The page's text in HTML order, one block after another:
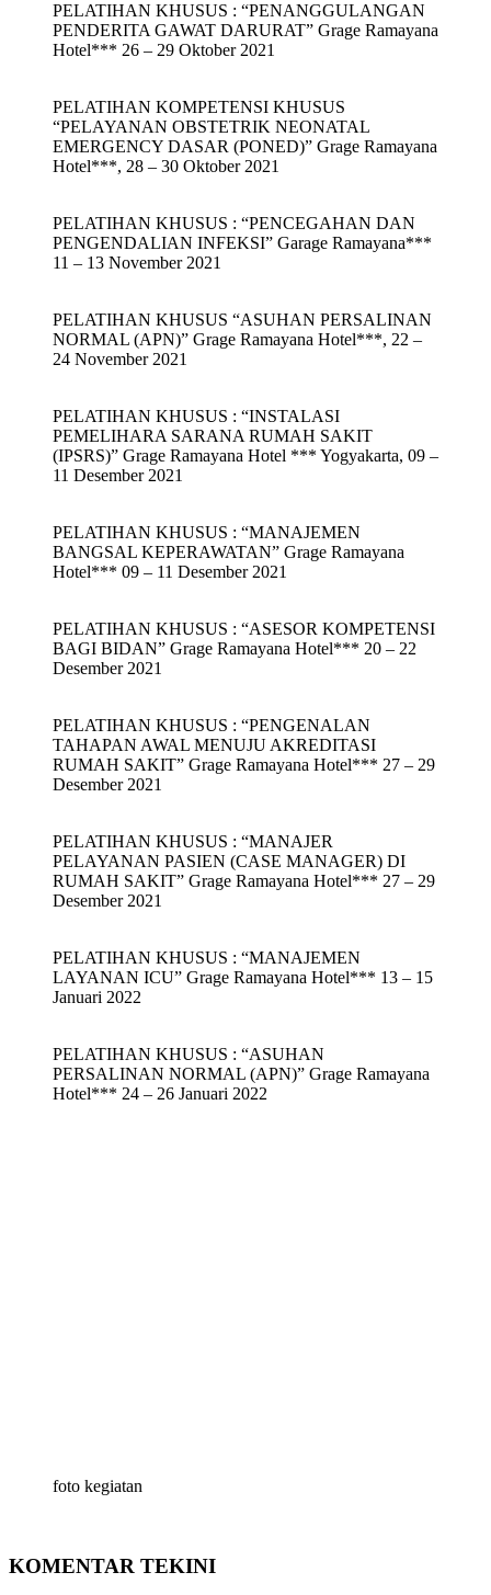
PELATIHAN KHUSUS : “PENANGGULANGAN
PENDERITA GAWAT DARURAT” Grage Ramayana
Hotel*** 26 – 29 Oktober 2021
PELATIHAN KOMPETENSI KHUSUS
“PELAYANAN OBSTETRIK NEONATAL
EMERGENCY DASAR (PONED)” Grage Ramayana
Hotel***, 28 – 30 Oktober 2021
PELATIHAN KHUSUS : “PENCEGAHAN DAN
PENGENDALIAN INFEKSI” Garage Ramayana***
11 – 13 November 2021
PELATIHAN KHUSUS “ASUHAN PERSALINAN
NORMAL (APN)” Grage Ramayana Hotel***, 22 –
24 November 2021
PELATIHAN KHUSUS : “INSTALASI
PEMELIHARA SARANA RUMAH SAKIT
(IPSRS)” Grage Ramayana Hotel *** Yogyakarta, 09 –
11 Desember 2021
PELATIHAN KHUSUS : “MANAJEMEN
BANGSAL KEPERAWATAN” Grage Ramayana
Hotel*** 09 – 11 Desember 2021
PELATIHAN KHUSUS : “ASESOR KOMPETENSI
BAGI BIDAN” Grage Ramayana Hotel*** 20 – 22
Desember 2021
PELATIHAN KHUSUS : “PENGENALAN
TAHAPAN AWAL MENUJU AKREDITASI
RUMAH SAKIT” Grage Ramayana Hotel*** 27 – 29
Desember 2021
PELATIHAN KHUSUS : “MANAJER
PELAYANAN PASIEN (CASE MANAGER) DI
RUMAH SAKIT” Grage Ramayana Hotel*** 27 – 29
Desember 2021
PELATIHAN KHUSUS : “MANAJEMEN
LAYANAN ICU” Grage Ramayana Hotel*** 13 – 15
Januari 2022
PELATIHAN KHUSUS : “ASUHAN
PERSALINAN NORMAL (APN)” Grage Ramayana
Hotel*** 24 – 26 Januari 2022
foto kegiatan
KOMENTAR TEKINI